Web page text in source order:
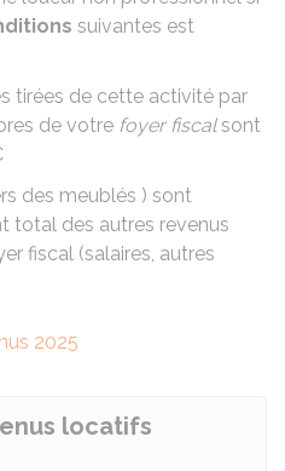
suivantes est
tirées de cette activité par
de votre foyer fiscalsont
des meublés ) sont
total des autres revenus
fiscal (salaires, autres
2025
locatifs